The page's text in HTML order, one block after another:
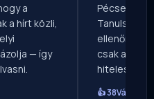
a
a hírt közli,
— így
Pécsen
csak a
👍 38Válasz